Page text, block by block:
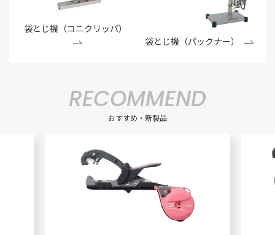
袋とじ機（コニクリッパ）
袋とじ機（パックナー）
RECOMMEND
おすすめ・新製品